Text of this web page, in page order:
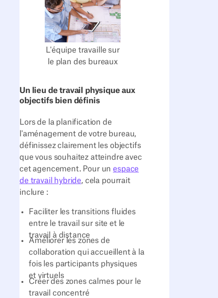
L'équipe travaille sur
le plan des bureaux
Un lieu de travail physique aux
objectifs bien définis
Lors de la planification de
l'aménagement de votre bureau,
définissez clairement les objectifs
que vous souhaitez atteindre avec
cet agencement. Pour unespace
de travail hybride, cela pourrait
inclure :
Faciliter les transitions fluides
entre le travail sur site et le
travail à distance
Améliorer les zones de
collaboration qui accueillent à la
fois les participants physiques
et virtuels
Créer des zones calmes pour le
travail concentré